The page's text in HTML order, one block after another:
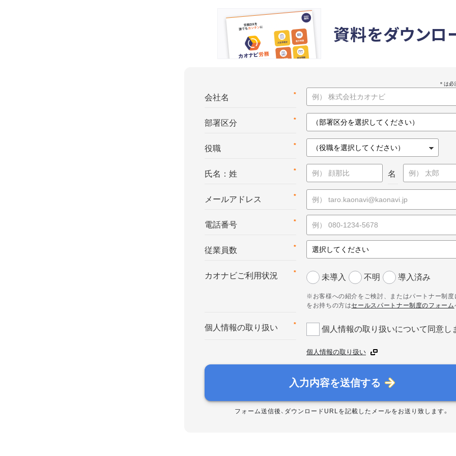
資料をダウンロ
*
会社名
*
部署区分
*
役職
*
氏名：姓 名
*
メールアドレス
*
電話番号
*
従業員数
*
カオナビご利用状況 未導入 不明 導入済み
※お客様への紹介をご検討、またはパートナー制度
をお持ちの方はセールスパートナー制度のフォーム
*
個人情報の取り扱い 個人情報の取り扱いについて同意し
個人情報の取り扱い
入力内容を送信する
フォーム送信後、ダウンロードURLを記載したメールをお送り致します。